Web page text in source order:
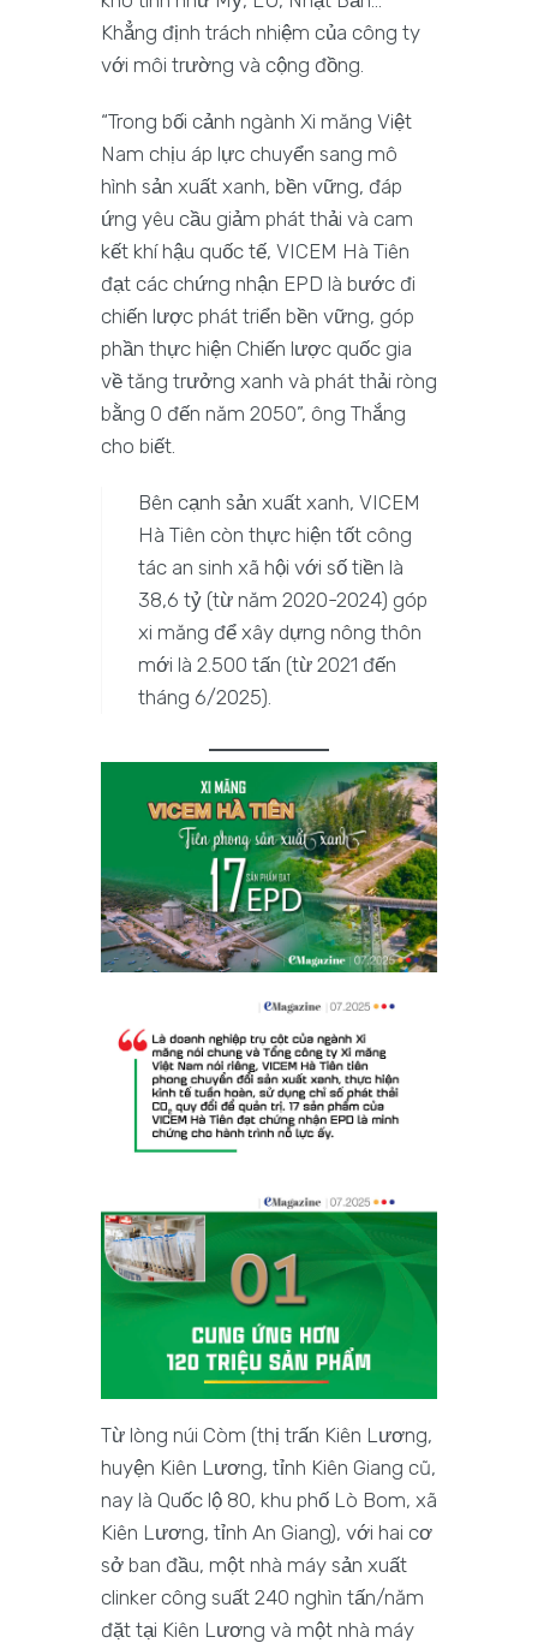
Khẳng định trách nhiệm của công ty
với môi trường và cộng đồng.
“Trong bối cảnh ngành Xi măng Việt
Nam chịu áp lực chuyển sang mô
hình sản xuất xanh, bền vững, đáp
ứng yêu cầu giảm phát thải và cam
kết khí hậu quốc tế, VICEM Hà Tiên
đạt các chứng nhận EPD là bước đi
chiến lược phát triển bền vững, góp
phần thực hiện Chiến lược quốc gia
về tăng trưởng xanh và phát thải ròng
bằng 0 đến năm 2050”, ông Thắng
cho biết.
Bên cạnh sản xuất xanh, VICEM
Hà Tiên còn thực hiện tốt công
tác an sinh xã hội với số tiền là
38,6 tỷ (từ năm 2020-2024) góp
xi măng để xây dựng nông thôn
mới là 2.500 tấn (từ 2021 đến
tháng 6/2025).
Từ lòng núi Còm (thị trấn Kiên Lương,
huyện Kiên Lương, tỉnh Kiên Giang cũ,
nay là Quốc lộ 80, khu phố Lò Bom, xã
Kiên Lương, tỉnh An Giang), với hai cơ
sở ban đầu, một nhà máy sản xuất
clinker công suất 240 nghìn tấn/năm
đặt tại Kiên Lương và một nhà máy